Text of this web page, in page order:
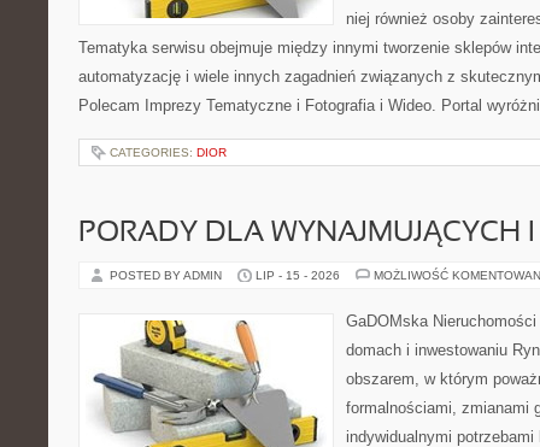
niej również osoby
Tematyka serwisu obejmuje między innymi tworzenie sklepów
automatyzację i wiele innych zagadnień związanych z
Polecam Imprezy Tematyczne i Fotografia i Wideo. Portal
CATEGORIES: DIOR
PORADY DLA WYNAJMUJĄCYCH
POSTED BY ADMIN LIP - 15 - 2026 MOŻLIWOŚĆ
GaDOMska
domach i inwestowaniu
obszarem, w którym
formalnościami, zmianami
indywidualnymi